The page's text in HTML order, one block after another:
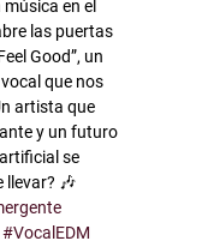
en el
las puertas
Good”, un
que nos
artista que
y un futuro
se
llevar? 🎶
#VocalEDM